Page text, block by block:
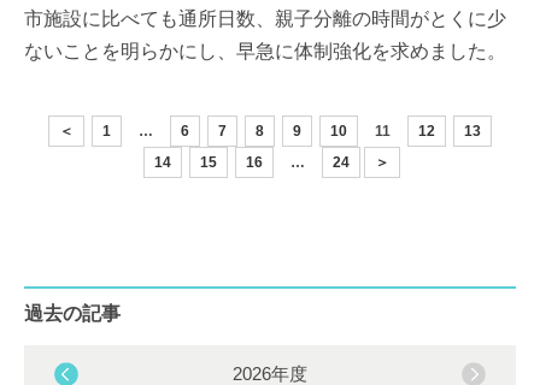
市施設に比べても通所日数、親子分離の時間がとくに少
ないことを明らかにし、早急に体制強化を求めました。
＜ 1 … 6 7 8 9 10 11 12
13
14
15 16 … 24 ＞
過去の記事
2026年度